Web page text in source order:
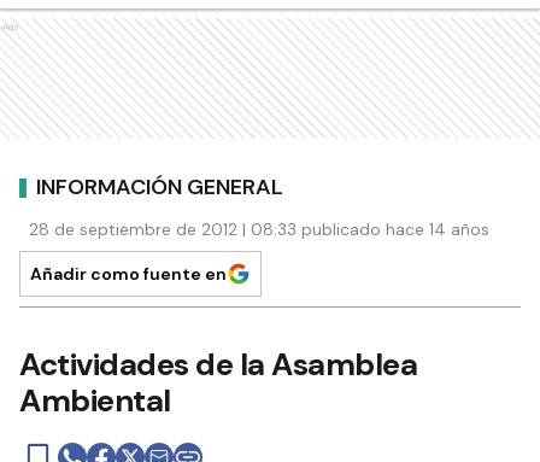
Ads
INFORMACIÓN GENERAL
28 de septiembre de 2012 | 08:33 publicado hace 14 años
Añadir como fuente en
Actividades de la Asamblea
Ambiental